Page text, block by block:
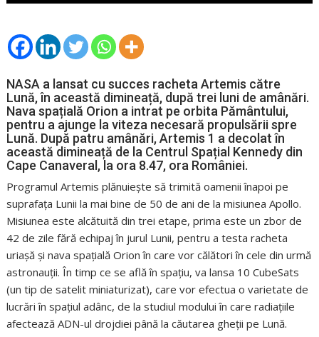
NASA a lansat cu succes racheta Artemis către
Lună, în această dimineață, după trei luni de amânări.
Nava spațială Orion a intrat pe orbita Pământului,
pentru a ajunge la viteza necesară propulsării spre
Lună. După patru amânări, Artemis 1 a decolat în
această dimineață de la Centrul Spațial Kennedy din
Cape Canaveral, la ora 8.47, ora României.
Programul Artemis plănuiește să trimită oamenii înapoi pe
suprafața Lunii la mai bine de 50 de ani de la misiunea Apollo.
Misiunea este alcătuită din trei etape, prima este un zbor de
42 de zile fără echipaj în jurul Lunii, pentru a testa racheta
uriașă și nava spațială Orion în care vor călători în cele din urmă
astronauții. În timp ce se află în spațiu, va lansa 10 CubeSats
(un tip de satelit miniaturizat), care vor efectua o varietate de
lucrări în spațiul adânc, de la studiul modului în care radiațiile
afectează ADN-ul drojdiei până la căutarea gheții pe Lună.